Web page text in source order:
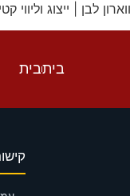
לבן | ייצוג וליווי
ביתבית